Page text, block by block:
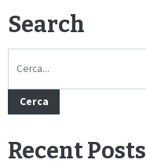
Search
Cerca
Recent Posts